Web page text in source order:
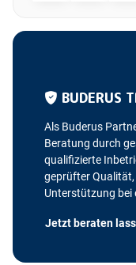
BUDERUS
Als Buderus
Beratung durch
qualifizierte
geprüfter
Unterstützung
Jetzt beraten